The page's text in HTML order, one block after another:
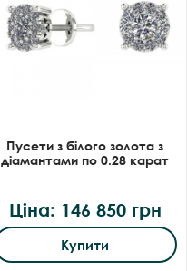
Пусети з білого золота з
діамантами по 0.28 карат
Ціна: 146 850 грн
Купити